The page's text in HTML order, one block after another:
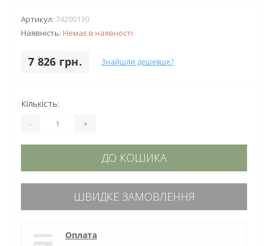
Артикул: 74200130
Наявність: Немає в наявності
7 826 грн. Знайшли дешевше?
Кількість:
- +
ДО КОШИКА
ШВИДКЕ ЗАМОВЛЕННЯ
Оплата